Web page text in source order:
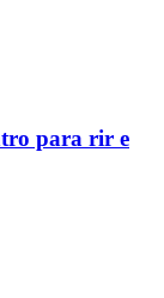
para rir e